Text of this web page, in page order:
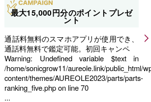
最大15,000円分のポイントプレゼ
ント
通話料無料のスマホアプリが使用でき、
通話料無料で鑑定可能。初回キャンペ
Warning: Undefined variable $text in
/home/sonicgrow11/aureole.link/public_html/
content/themes/AUREOLE2023/parts/parts-
ranking_five.phpon line70
...